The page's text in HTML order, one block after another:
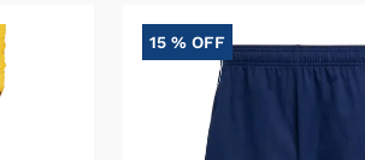
15 % OFF